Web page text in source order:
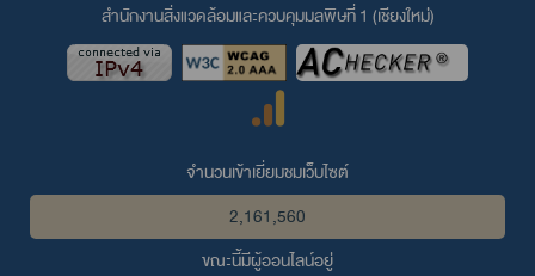
สำนักงานสิ่งแวดล้อมและควบคุมมลพิษที่ 1 (เชียงใหม่่)
จำนวนเข้าเยี่ยมชมเว็บไซต์
2,161,560
ขณะนี้มีผู้ออนไลน์อยู่